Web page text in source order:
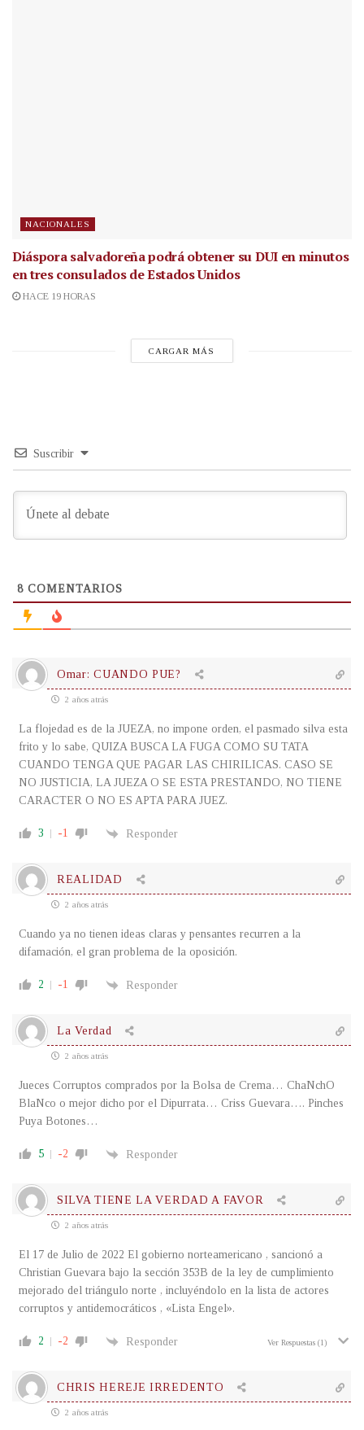
NACIONALES
Diáspora salvadoreña podrá obtener su DUI en minutos
en tres consulados de Estados Unidos
HACE 19 HORAS
CARGAR MÁS
Suscribir
8 COMENTARIOS
Omar: CUANDO PUE?
2 años atrás
La flojedad es de la JUEZA, no impone orden, el pasmado silva esta
frito y lo sabe, QUIZA BUSCA LA FUGA COMO SU TATA
CUANDO TENGA QUE PAGAR LAS CHIRILICAS. CASO SE
NO JUSTICIA, LA JUEZA O SE ESTA PRESTANDO, NO TIENE
CARACTER O NO ES APTA PARA JUEZ.
3 -1 Responder
REALIDAD
2 años atrás
Cuando ya no tienen ideas claras y pensantes recurren a la
difamación, el gran problema de la oposición.
2 -1 Responder
La Verdad
2 años atrás
Jueces Corruptos comprados por la Bolsa de Crema… ChaNchO
BlaNco o mejor dicho por el Dipurrata… Criss Guevara…. Pinches
Puya Botones…
5 -2 Responder
SILVA TIENE LA VERDAD A FAVOR
2 años atrás
El 17 de Julio de 2022 El gobierno norteamericano , sancionó a
Christian Guevara bajo la sección 353B de la ley de cumplimiento
mejorado del triángulo norte , incluyéndolo en la lista de actores
corruptos y antidemocráticos , «Lista Engel».
2 -2 Responder Ver Respuestas (1)
CHRIS HEREJE IRREDENTO
2 años atrás